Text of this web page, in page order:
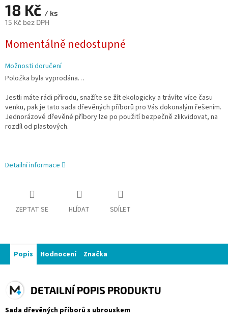
18 Kč / ks
15 Kč bez DPH
cena:
Momentálně nedostupné
Možnosti doručení
Položka byla vyprodána…
Jestli máte rádi přírodu, snažíte se žít ekologicky a trávíte více času
venku, pak je tato sada dřevěných příborů pro Vás dokonalým řešením.
Jednorázové dřevěné příbory lze po použití bezpečně zlikvidovat, na
rozdíl od plastových.
Detailní informace
ZEPTAT SE HLÍDAT SDÍLET
Popis Hodnocení Značka
DETAILNÍ POPIS PRODUKTU
Sada dřevěných příborů s ubrouskem